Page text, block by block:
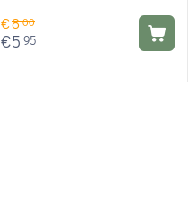
€800
€5 95